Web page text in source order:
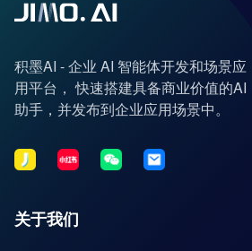
积墨AI - 企业 AI 智能体开发和场景应
用平台， 快速搭建具备商业价值的AI
助手，并发布到企业应用场景中。
关于我们